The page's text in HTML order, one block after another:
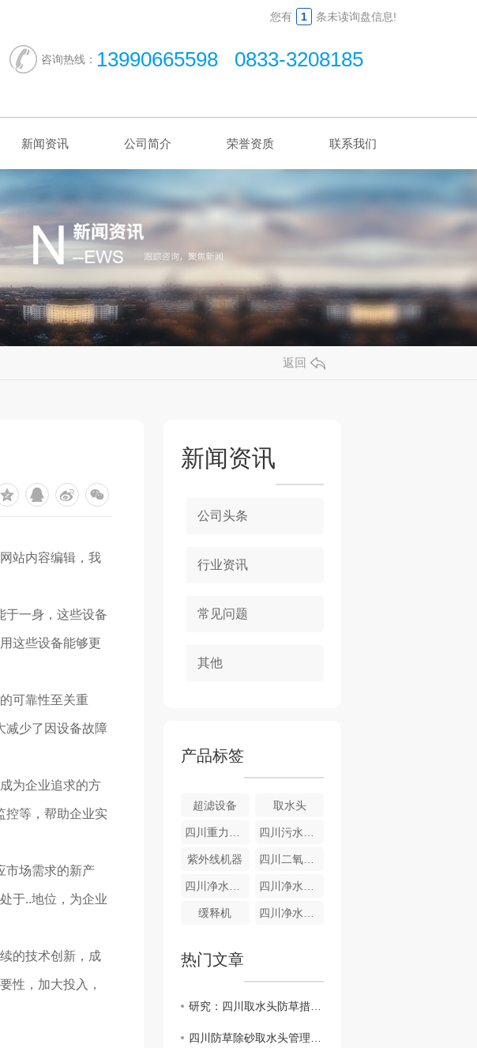
您有 1 条未读询盘信息!
咨询热线： 13990665598 0833-3208185
新闻资讯 公司简介 荣誉资质 联系我们
返回
站内容编辑，我
于一身，这些设备
这些设备能够更
可靠性至关重
减少了因设备故障
为企业追求的方
控等，帮助企业实
市场需求的新产
于..地位，为企业
的技术创新，成
性，加大投入，
新闻资讯
公司头条
行业资讯
常见问题
其他
产品标签
超滤设备 取水头
四川重力式无阀滤池 四川污水设备-气浮成套设备
紫外线机器 四川二氧化氯发生器
四川净水设备-全自动净水器 四川净水设备—重力式
缓释机 四川净水设备-游泳池净水器
热门文章
研究：四川取水头防草措施对环境的影响
四川防草除砂取水头管理策略探讨